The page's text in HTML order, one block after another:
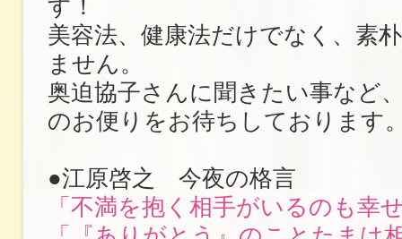
す！
美容法、健康法だけでなく、素
ません。
奥迫協子さんに聞きたい事など
のお便りをお待ちしております
●江原啓之 今夜の格言
「不満を抱く相手がいるのも幸